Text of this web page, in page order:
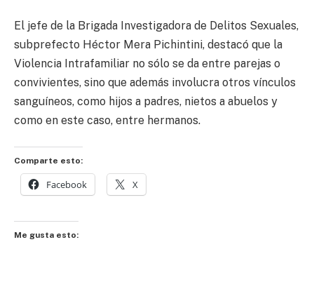
El jefe de la Brigada Investigadora de Delitos Sexuales,
subprefecto Héctor Mera Pichintini, destacó que la
Violencia Intrafamiliar no sólo se da entre parejas o
convivientes, sino que además involucra otros vínculos
sanguíneos, como hijos a padres, nietos a abuelos y
como en este caso, entre hermanos.
Comparte esto:
Facebook X
Me gusta esto: